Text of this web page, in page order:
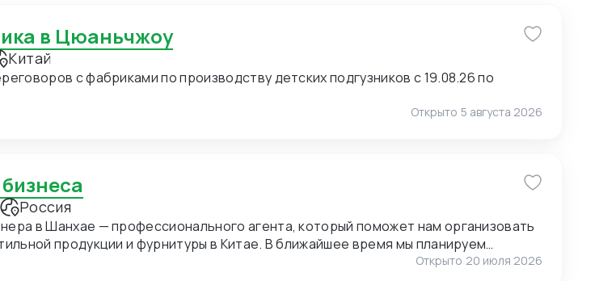
в Цюаньчжоу
Китай
с фабриками по производству детских подгузников с 19.08.26 по
Открыто 5 августа 2026
Россия
в Шанхае — профессионального агента, который поможет нам организовать
и фурнитуры в Китае. В ближайшее время мы планируем
встреч с потенциальными поставщиками, поэтому нам также необходимо
Открыто 20 июля 2026